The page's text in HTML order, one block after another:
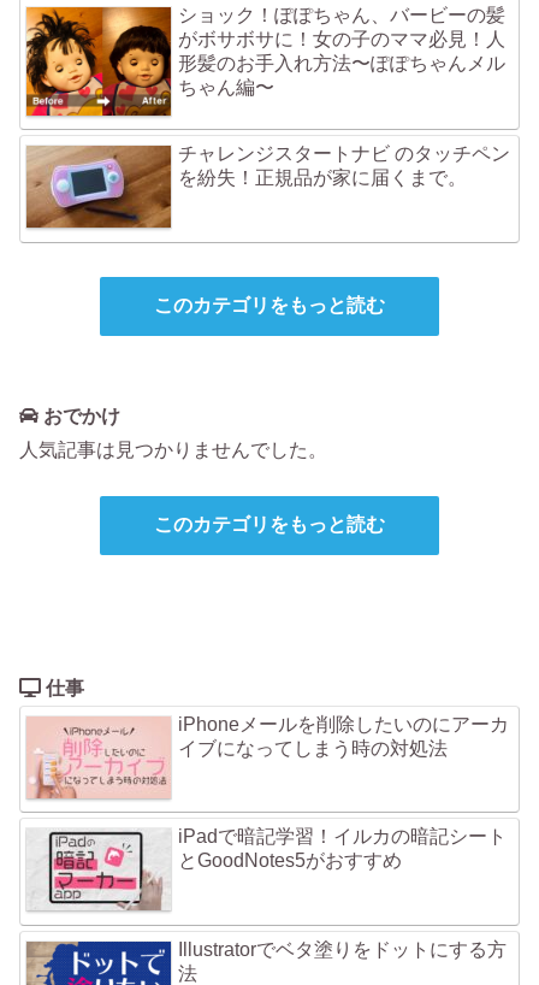
ショック！ぽぽちゃん、バービーの髪
がボサボサに！女の子のママ必見！人
形髪のお手入れ方法〜ぽぽちゃんメル
ちゃん編〜
チャレンジスタートナビ のタッチペン
を紛失！正規品が家に届くまで。
このカテゴリをもっと読む
おでかけ
人気記事は見つかりませんでした。
このカテゴリをもっと読む
仕事
iPhoneメールを削除したいのにアーカ
イブになってしまう時の対処法
iPadで暗記学習！イルカの暗記シート
とGoodNotes5がおすすめ
Illustratorでベタ塗りをドットにする方
法